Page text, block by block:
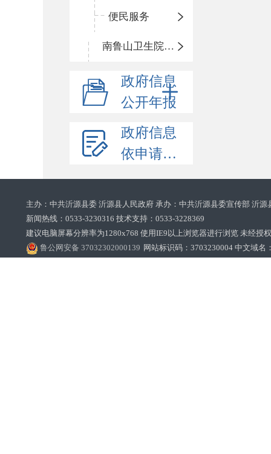
便民服务
南鲁山卫生院三岔分院
政府信息
公开年报
政府信息
依申请公开
主办：中共沂源县委 沂源县人民政府 承办：中共沂源县委宣传部 沂
新闻热线：0533-3230316 技术支持：0533-3228369‌‌
建议电脑屏幕分辨率为1280x768 使用IE9以上浏览器进行浏览 未经授
鲁公网安备 37032302000139 网站标识码：3703230004 中文域名